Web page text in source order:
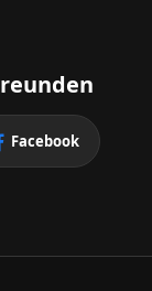
Facebook